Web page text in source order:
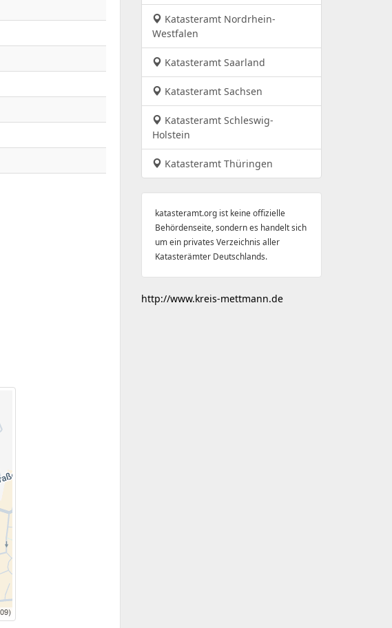
Katasteramt Nordrhein-
Westfalen
Katasteramt Saarland
Katasteramt Sachsen
Katasteramt Schleswig-
Holstein
Katasteramt Thüringen
katasteramt.org ist keine offizielle
Behördenseite, sondern es handelt sich
um ein privates Verzeichnis aller
Katasterämter Deutschlands.
http://www.kreis-mettmann.de